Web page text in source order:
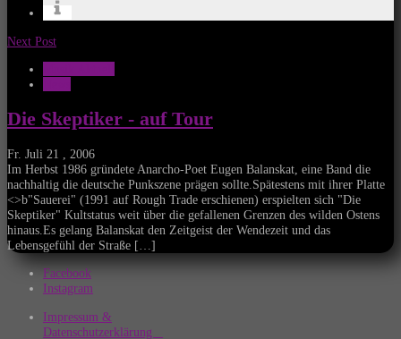
Next Post
Die Skeptiker - auf Tour
Fr. Juli 21 , 2006
Im Herbst 1986 gründete Anarcho-Poet Eugen Balanskat, eine Band die
nachhaltig die deutsche Punkszene prägen sollte.Spätestens mit ihrer Platte
<>b"Sauerei" (1991 auf Rough Trade erschienen) erspielten sich "Die
Skeptiker" Kultstatus weit über die gefallenen Grenzen des wilden Ostens
hinaus.Es gelang Balanskat den Zeitgeist der Wendezeit und das
Lebensgefühl der Straße […]
Facebook
Instagram
Impressum &
Datenschutzerklärung